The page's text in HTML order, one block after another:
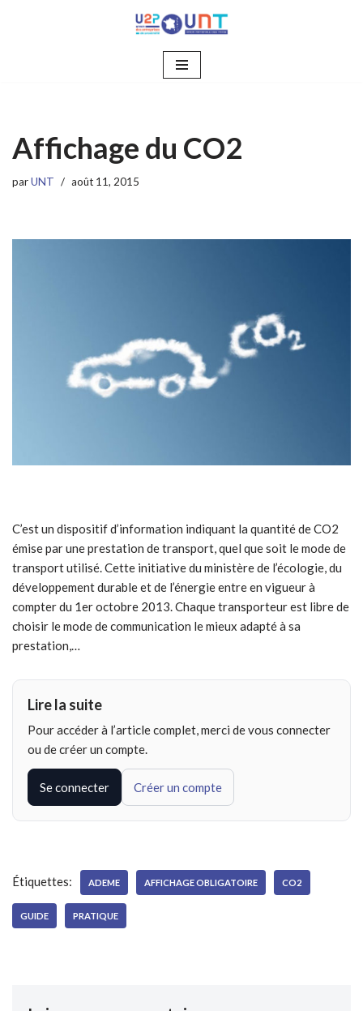
Affichage du CO2
parUNT août 11, 2015
C’est un dispositif d’information indiquant la quantité de CO2
émise par une prestation de transport, quel que soit le mode de
transport utilisé. Cette initiative du ministère de l’écologie, du
développement durable et de l’énergie entre en vigueur à
compter du 1er octobre 2013. Chaque transporteur est libre de
choisir le mode de communication le mieux adapté à sa
prestation,…
Lire la suite
Pour accéder à l’article complet, merci de vous connecter
ou de créer un compte.
Se connecter Créer un compte
Étiquettes: ADEME AFFICHAGE OBLIGATOIRE CO2
GUIDE PRATIQUE